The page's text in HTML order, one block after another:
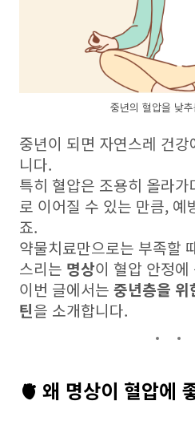
중년의 혈압을 낮
중년이 되면 자연스레 건
니다.
특히 혈압은 조용히 올라
로 이어질 수 있는 만큼, 예
죠.
약물치료만으로는 부족할
스리는 명상이 혈압 안정
이번 글에서는 중년층을 위
틴을 소개합니다.
🫀 왜 명상이 혈압에